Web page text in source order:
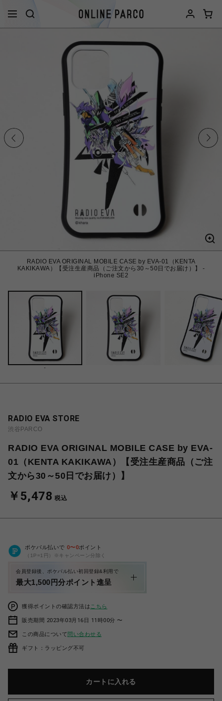
RADIO EVA ORIGINAL MOBILE CASE by EVA-01（KENTA
KAKIKAWA）【受注生産商品（ご注文から30～50日でお届け）】 -
iPhone SE2
-
RADIO EVA STORE
渋谷PARCO
RADIO EVA ORIGINAL MOBILE CASE by EVA-
01（KENTA KAKIKAWA）【受注生産商品（ご注
文から30～50日でお届け）】
￥5,478 税込
ポケパル払いで 0〜0ポイント
（1P=1円）※キャンペーン分除く
会員登録後、ポケパル払い初回登録&利用で
最大1,500円分ポイント進呈
獲得ポイントの確認方法は こちら
販売期間 2023年03月16日 11時00分 〜
この商品について問い合わせる
ギフト：ラッピング不可
カートに入れる